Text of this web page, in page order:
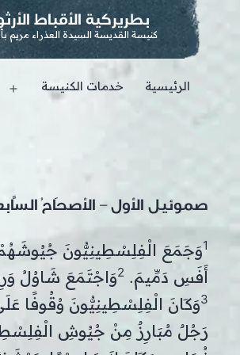
بطريركية الأقباط
كنيسة القديسة السيدة العذراء
الرئيسية خدمات الكنيسة
صموئيل الأول – الأصحَاحُ
1وَجَمَعَ الْفِلِسْطِينِيُّونَ جُيُوشَهُمْ
أَفَسِ دَمِّيمَ. 2وَاجْتَمَعَ شَاوُلُ
3وَكَانَ الْفِلِسْطِينِيُّونَ وُقُوفًا
رَجُلٌ مُبَارِزٌ مِنْ جُيُوشِ